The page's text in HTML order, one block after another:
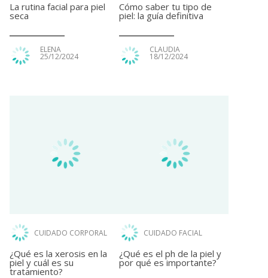
La rutina facial para piel
seca
ELENA
25/12/2024
Cómo saber tu tipo de
piel: la guía definitiva
CLAUDIA
18/12/2024
CUIDADO CORPORAL
¿Qué es la xerosis en la
piel y cuál es su
tratamiento?
CUIDADO FACIAL
¿Qué es el ph de la piel y
por qué es importante?